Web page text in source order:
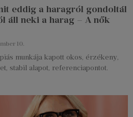
eddig a haragról gondoltál
áll neki a harag – A nők
10.
munkája kapott okos, érzékeny,
stabil alapot, referenciapontot.